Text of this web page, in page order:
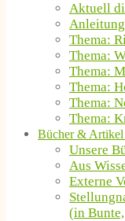
Aktuell
Thema:
Thema:
Thema:
Thema:
Thema:
Thema:
Bücher & Artikel
Unsere
Aus
Externe
(in